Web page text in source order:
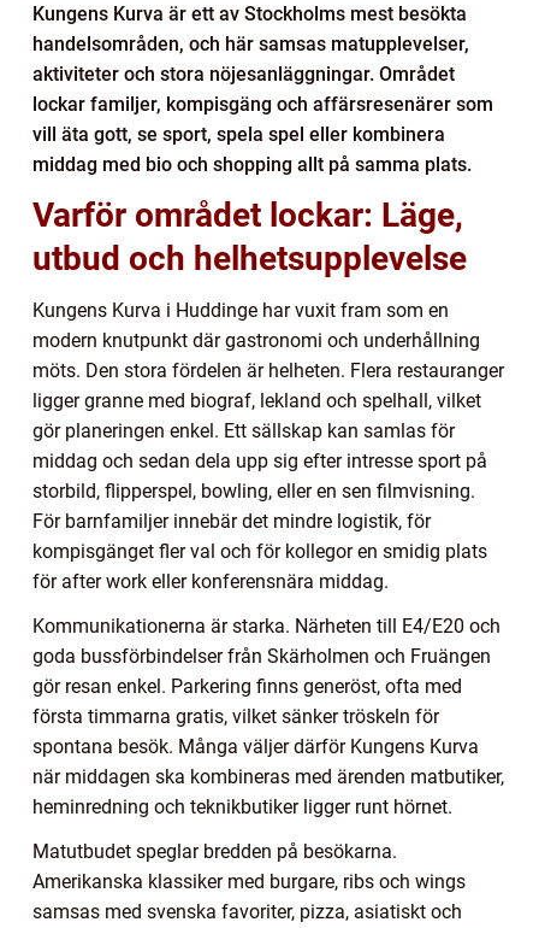
Kungens Kurva är ett av Stockholms mest besökta
handelsområden, och här samsas matupplevelser,
aktiviteter och stora nöjesanläggningar. Området
lockar familjer, kompisgäng och affärsresenärer som
vill äta gott, se sport, spela spel eller kombinera
middag med bio och shopping allt på samma plats.
Varför området lockar: Läge,
utbud och helhetsupplevelse
Kungens Kurva i Huddinge har vuxit fram som en
modern knutpunkt där gastronomi och underhållning
möts. Den stora fördelen är helheten. Flera restauranger
ligger granne med biograf, lekland och spelhall, vilket
gör planeringen enkel. Ett sällskap kan samlas för
middag och sedan dela upp sig efter intresse sport på
storbild, flipperspel, bowling, eller en sen filmvisning.
För barnfamiljer innebär det mindre logistik, för
kompisgänget fler val och för kollegor en smidig plats
för after work eller konferensnära middag.
Kommunikationerna är starka. Närheten till E4/E20 och
goda bussförbindelser från Skärholmen och Fruängen
gör resan enkel. Parkering finns generöst, ofta med
första timmarna gratis, vilket sänker tröskeln för
spontana besök. Många väljer därför Kungens Kurva
när middagen ska kombineras med ärenden matbutiker,
heminredning och teknikbutiker ligger runt hörnet.
Matutbudet speglar bredden på besökarna.
Amerikanska klassiker med burgare, ribs och wings
samsas med svenska favoriter, pizza, asiatiskt och